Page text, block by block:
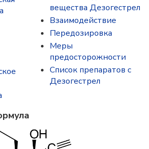
вещества Дезогестрел
Взаимодействие
Передозировка
Меры
предосторожности
Список препаратов с
Дезогестрел